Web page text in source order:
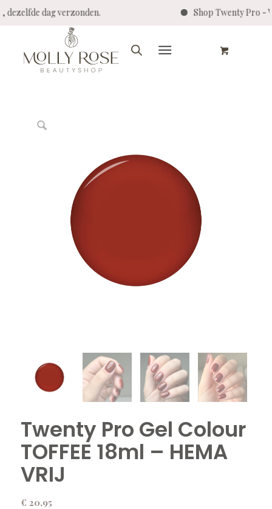
dag verzonden. Shop Twenty Pro -
Twenty Pro Gel Colour
TOFFEE 18ml – HEMA
VRIJ
€ 20,95